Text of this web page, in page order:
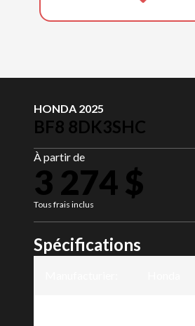
HONDA 2025
BF8 8DK3SHC
À partir de
3 274 $
Tous frais inclus
Spécifications